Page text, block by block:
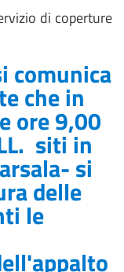
di coperture
comunica
che in
ore 9,00
siti in
si
delle
le